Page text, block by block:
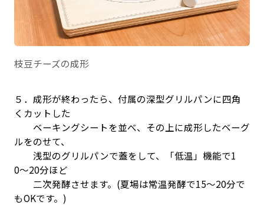
枝豆チーズの成形
５．成形が終わったら、付属の深型グリルパンに四角
くカットした
ベーキングシートを並べ、その上に成形したベーグ
ルをのせて、
浅型のグリルパンで蓋をして、「低温」機能で1
0〜20分ほど
二次発酵させます。(夏場は常温発酵で15〜20分で
もOKです。)